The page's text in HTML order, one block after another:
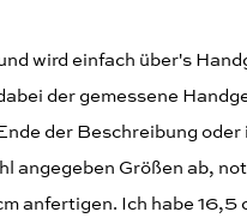
wird einfach über's
der gemessene
der Beschreibung
angegeben Größen ab,
anfertigen. Ich habe 16,5